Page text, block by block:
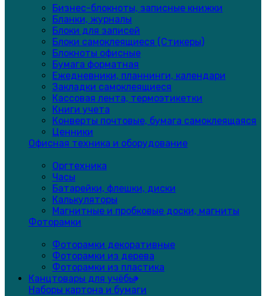
Бизнес-блокноты, записные книжки
Бланки, журналы
Блоки для записей
Блоки самоклеящиеся (Стикеры)
Блокноты офисные
Бумага форматная
Ежедневники, планнинги, календари
Закладки самоклеящиеся
Кассовая лента, термоэтикетки
Книги учета
Конверты почтовые, бумага самоклеящаяся
Ценники
Офисная техника и оборудование
Оргтехника
Часы
Батарейки, флешки, диски
Калькуляторы
Магнитные и пробковые доски, магниты
Фоторамки
Фоторамки декоративные
Фоторамки из дерева
Фоторамки из пластика
Канцтовары для учёбы
Наборы картона и бумаги